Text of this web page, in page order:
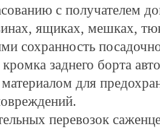
с получателем
ящиках, мешках,
сохранность
заднего борта
для
перевозок